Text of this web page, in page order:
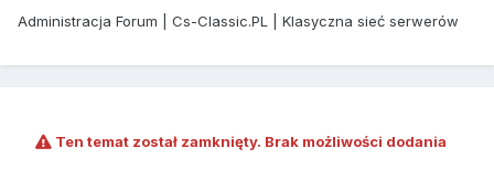
Administracja Forum | Cs-Classic.PL | Klasyczna sieć serwerów
Ten temat został zamknięty. Brak możliwości dodania